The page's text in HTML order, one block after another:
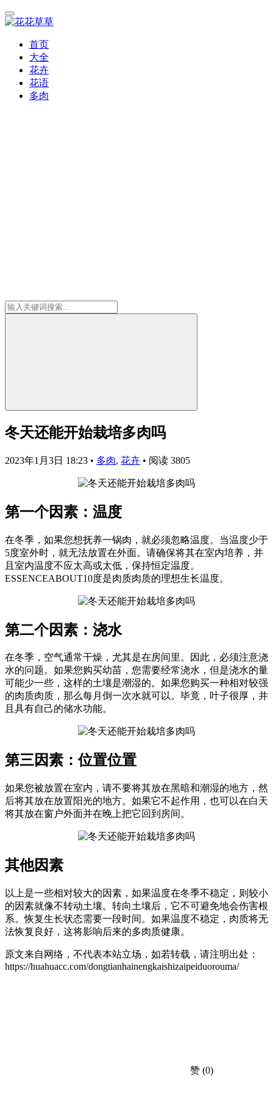
首页
大全
花卉
花语
多肉
冬天还能开始栽培多肉吗
2023年1月3日 18:23 • 多肉, 花卉 • 阅读 3805
第一个因素：温度
在冬季，如果您想抚养一锅肉，就必须忽略温度。当温度少于
5度室外时，就无法放置在外面。请确保将其在室内培养，并
且室内温度不应太高或太低，保持恒定温度。
ESSENCEABOUT10度是肉质肉质的理想生长温度。
第二个因素：浇水
在冬季，空气通常干燥，尤其是在房间里。因此，必须注意浇
水的问题。如果您购买幼苗，您需要经常浇水，但是浇水的量
可能少一些，这样的土壤是潮湿的。如果您购买一种相对较强
的肉质肉质，那么每月倒一次水就可以。毕竟，叶子很厚，并
且具有自己的储水功能。
第三因素：位置位置
如果您被放置在室内，请不要将其放在黑暗和潮湿的地方，然
后将其放在放置阳光的地方。如果它不起作用，也可以在白天
将其放在窗户外面并在晚上把它回到房间。
其他因素
以上是一些相对较大的因素，如果温度在冬季不稳定，则较小
的因素就像不转动土壤。转向土壤后，它不可避免地会伤害根
系。恢复生长状态需要一段时间。如果温度不稳定，肉质将无
法恢复良好，这将影响后来的多肉质健康。
原文来自网络，不代表本站立场，如若转载，请注明出处：
https://huahuacc.com/dongtianhainengkaishizaipeiduorouma/
赞 (0)